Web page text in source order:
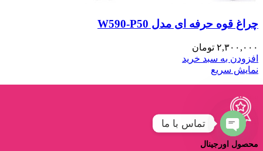
چراغ قوه حرفه ای مدل W590-P50
۲,۳۰۰,۰۰۰ تومان
افزودن به سبد خرید
نمایش سریع
محصول اورجینال
تماس با ما
Open
chaty